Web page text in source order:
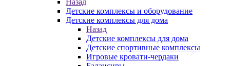
Назад
Детские комплексы и оборудование
Детские комплексы для дома
Назад
Детские комплексы для дома
Детские спортивные комплексы
Игровые кровати-чердаки